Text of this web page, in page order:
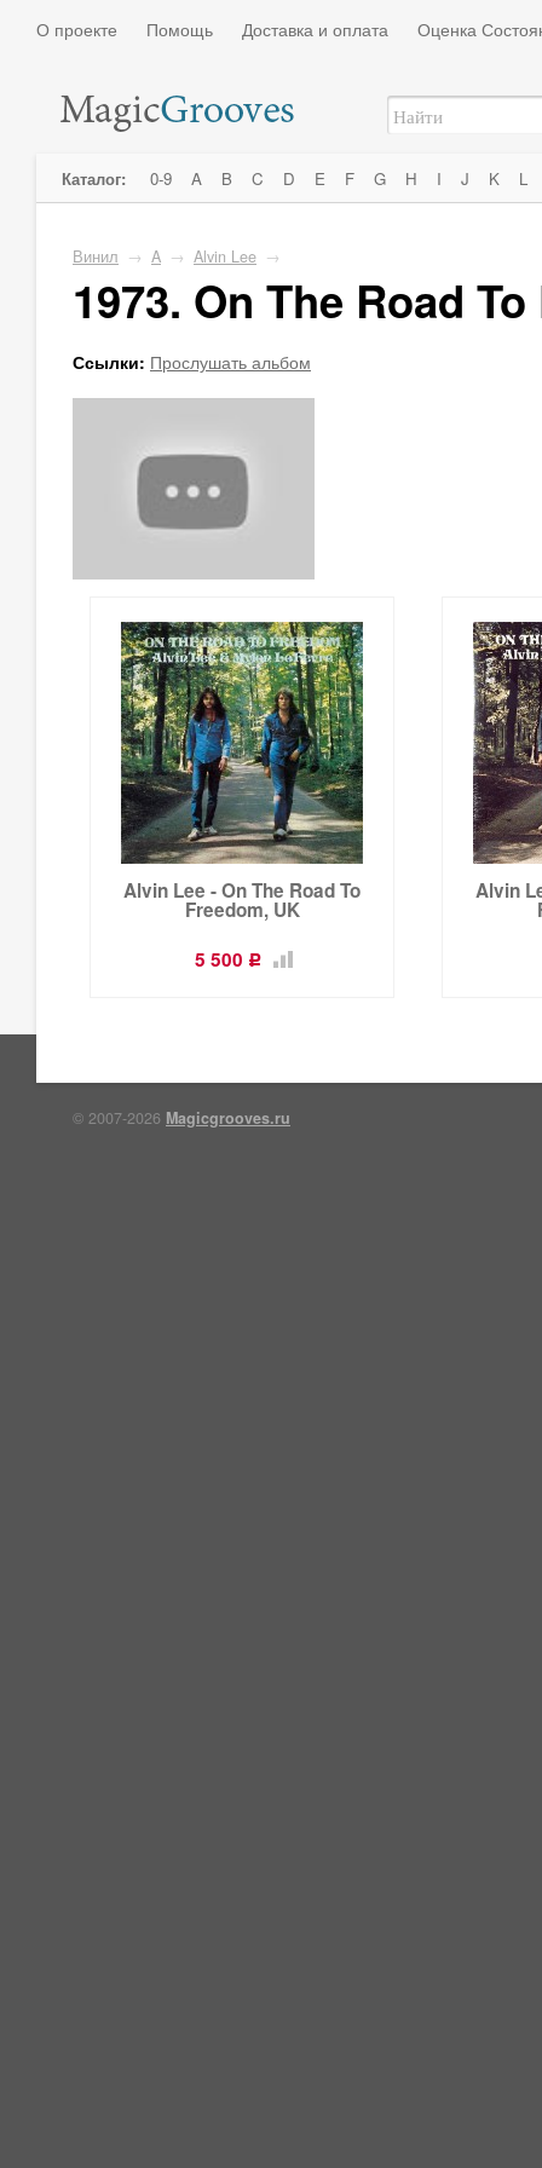
О проекте Помощь Доставка и оплата Оценка
Каталог: 0-9 A B C D E F G H I J K L
Винил → A → Alvin Lee →
1973. On The Road
Ссылки: Прослушать альбом
Alvin Lee - On The Road To
Freedom, UK
5 500 Р
Alvin
© 2007-2026 Magicgrooves.ru